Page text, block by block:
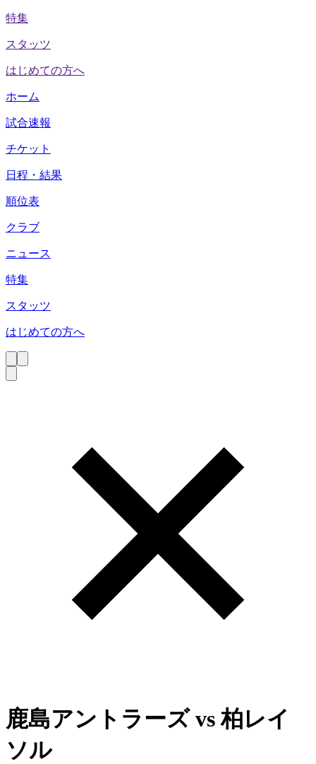
特集
スタッツ
はじめての方へ
ホーム
試合速報
チケット
日程・結果
順位表
クラブ
ニュース
特集
スタッツ
はじめての方へ
鹿島アントラーズvs柏レイ
ソル